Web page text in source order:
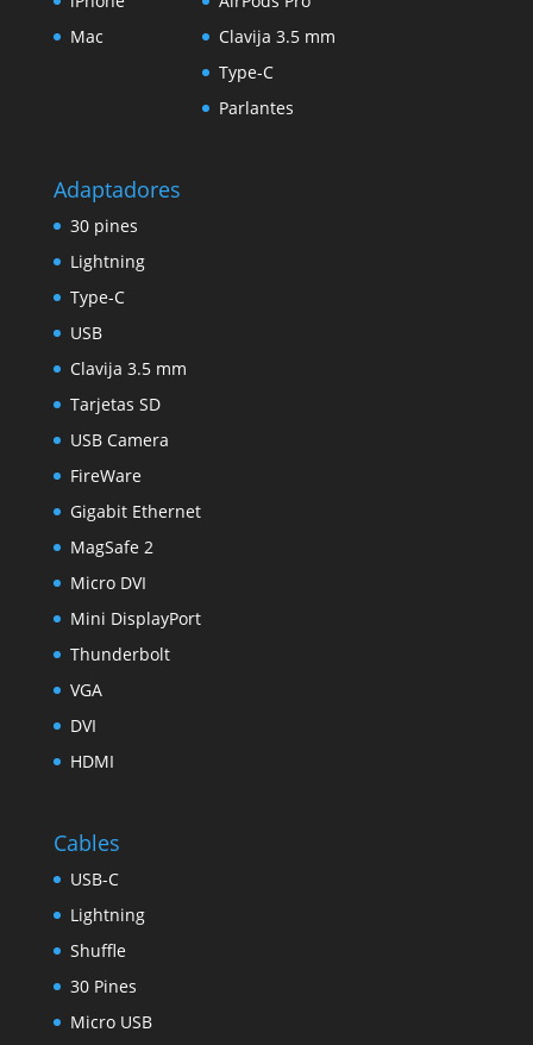
Mac
Clavija 3.5 mm
Type-C
Parlantes
Adaptadores
30 pines
Lightning
Type-C
USB
Clavija 3.5 mm
Tarjetas SD
USB Camera
FireWare
Gigabit Ethernet
MagSafe 2
Micro DVI
Mini DisplayPort
Thunderbolt
VGA
DVI
HDMI
Cables
USB-C
Lightning
Shuffle
30 Pines
Micro USB